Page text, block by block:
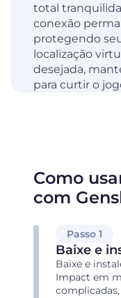
total
conexão
protegendo
localização
desejada,
para curtir o
Como
com
Passo 1
Baixe e
Baixe e
Impact em